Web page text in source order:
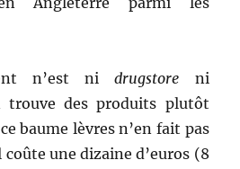
n’est nidrugstore ni
trouve des produits plutôt
baume lèvres n’en fait pas
une dizaine d’euros (8